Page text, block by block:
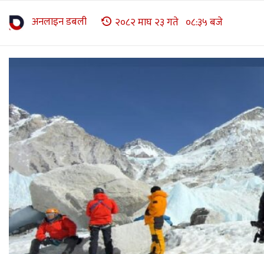
अनलाइन डबली २०८२ माघ २३ गते ०८:३५ बजे